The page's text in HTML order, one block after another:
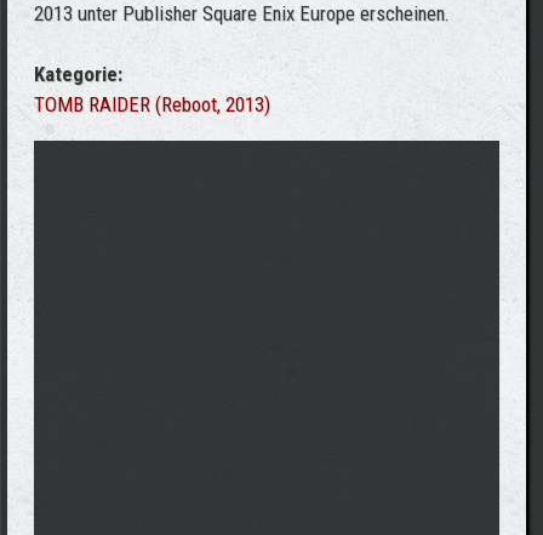
2013 unter Publisher Square Enix Europe erscheinen.
Kategorie:
TOMB RAIDER (Reboot, 2013)